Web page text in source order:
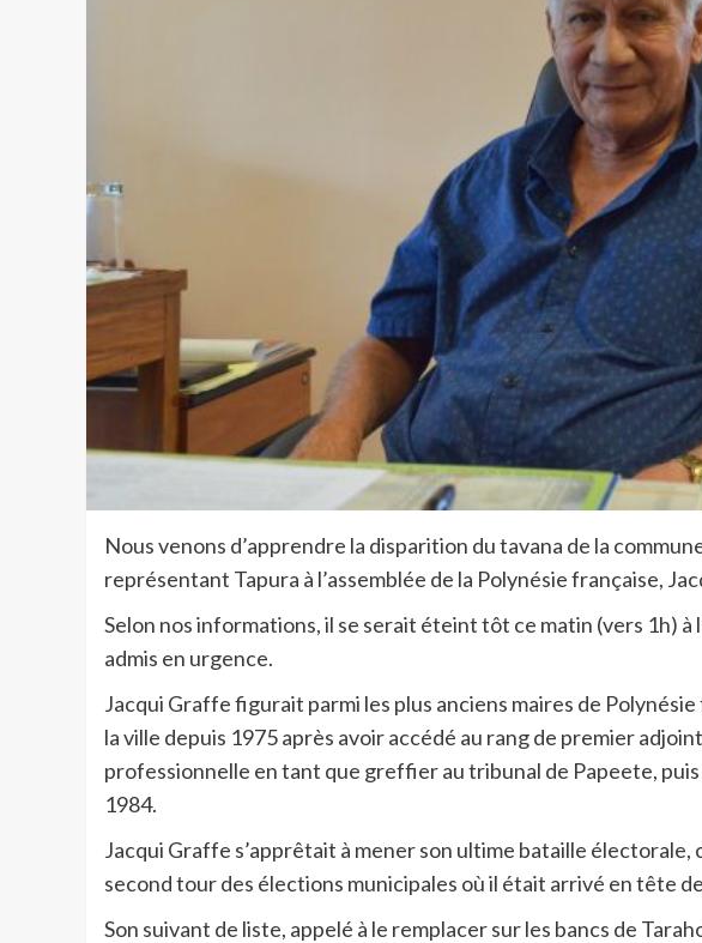
Nous venons d’apprendre la disparition du tavana de la
représentant Tapura à l’assemblée de la Polynésie française,
Selon nos informations, il se serait éteint tôt ce matin (vers 1h) à
admis en urgence.
Jacqui Graffe figurait parmi les plus anciens maires de
la ville depuis 1975 après avoir accédé au rang de premier
professionnelle en tant que greffier au tribunal de Papeete,
1984.
Jacqui Graffe s’apprêtait à mener son ultime bataille électorale,
second tour des élections municipales où il était arrivé en tête
Son suivant de liste, appelé à le remplacer sur les bancs de